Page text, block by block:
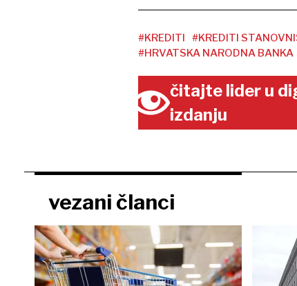
#KREDITI #KREDITI
#HRVATSKA NARODNA BANKA
čitajte lider u
izdanju
vezani članci